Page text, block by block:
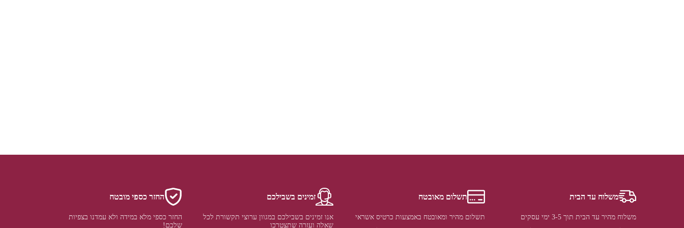
משלוח עד הבית
משלוח מהיר עד הבית תוך 3-5 ימי עסקים
תשלום מאובטח
תשלום מהיר ומאובטח באמצעות כרטיס אשראי
זמינים בשבילכם
אנו זמינים בשבילכם במגוון ערוצי תקשורת לכל
שאלה ועזרה שתצטרכו
החזר כספי מובטח
החזר כספי מלא במידה ולא עמדנו בצפיות
שלכם!